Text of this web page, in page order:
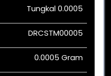
Tungkal 0.0005
DRCSTM00005
0.0005 Gram